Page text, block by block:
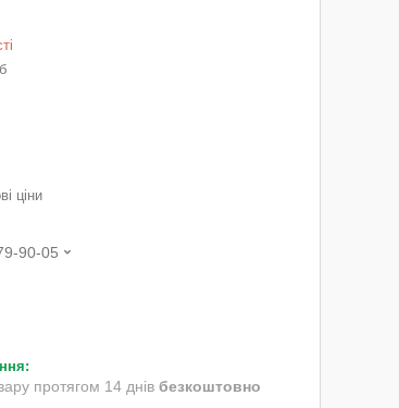
ціни
90-05
протягом 14 днів безкоштовно